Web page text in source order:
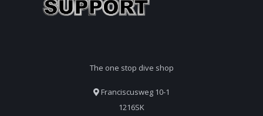
The one stop dive shop
Franciscusweg 10-1
1216SK